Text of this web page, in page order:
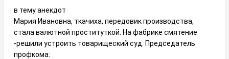
в тему анекдот
Мария Ивановна, ткачиха, передовик производства,
стала валютной проституткой. На фабрике смятение
-решили устроить товарищеский суд. Председатель
профкома: